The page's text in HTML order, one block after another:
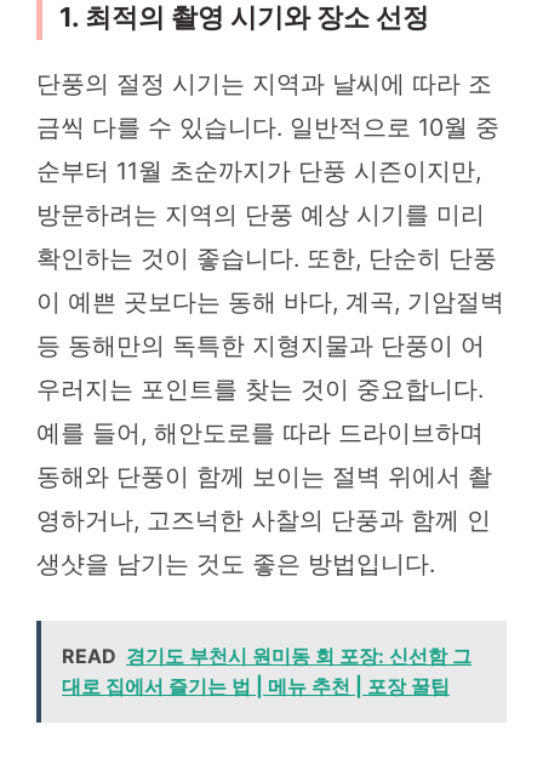
1. 최적의 촬영 시기와 장소 선정
단풍의 절정 시기는 지역과 날씨에 따라 조
금씩 다를 수 있습니다. 일반적으로 10월 중
순부터 11월 초순까지가 단풍 시즌이지만,
방문하려는 지역의 단풍 예상 시기를 미리
확인하는 것이 좋습니다. 또한, 단순히 단풍
이 예쁜 곳보다는 동해 바다, 계곡, 기암절벽
등 동해만의 독특한 지형지물과 단풍이 어
우러지는 포인트를 찾는 것이 중요합니다.
예를 들어, 해안도로를 따라 드라이브하며
동해와 단풍이 함께 보이는 절벽 위에서 촬
영하거나, 고즈넉한 사찰의 단풍과 함께 인
생샷을 남기는 것도 좋은 방법입니다.
READ 경기도 부천시 원미동 회 포장: 신선함 그
대로 집에서 즐기는 법 | 메뉴 추천 | 포장 꿀팁